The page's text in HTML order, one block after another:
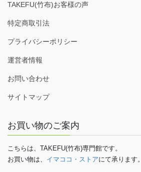
TAKEFU(竹布)お客様の声
特定商取引法
プライバシーポリシー
運営者情報
お問い合わせ
サイトマップ
お買い物のご案内
こちらは、TAKEFU(竹布)専門館です。
お買い物は、 イマココ・ストアにて承ります。